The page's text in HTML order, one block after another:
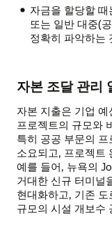
자금을 할당할
또는 일반 대중(
정확히 파악하는
자본 조달 관리
자본 지출은 기업
프로젝트의 규모와
특히 공공 부문의
소요되고, 프로젝트
예를 들어, 뉴욕의
거대한 신규 터미널
현대화하고, 기존
규모의 시설 개보수